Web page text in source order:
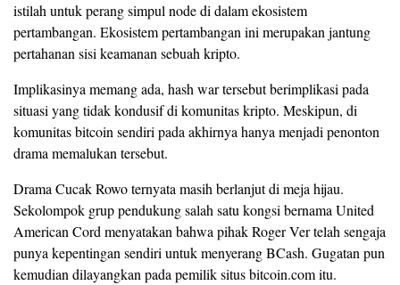
istilah untuk perang simpul node di dalam ekosistem
pertambangan. Ekosistem pertambangan ini merupakan jantung
pertahanan sisi keamanan sebuah kripto.
Implikasinya memang ada, hash war tersebut berimplikasi pada
situasi yang tidak kondusif di komunitas kripto. Meskipun, di
komunitas bitcoin sendiri pada akhirnya hanya menjadi penonton
drama memalukan tersebut.
Drama Cucak Rowo ternyata masih berlanjut di meja hijau.
Sekolompok grup pendukung salah satu kongsi bernama United
American Cord menyatakan bahwa pihak Roger Ver telah sengaja
punya kepentingan sendiri untuk menyerang BCash. Gugatan pun
kemudian dilayangkan pada pemilik situs bitcoin.com itu.